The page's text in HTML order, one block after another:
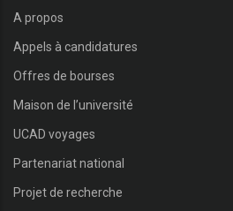
A propos
Appels à candidatures
Offres de bourses
Maison de l’université
UCAD voyages
Partenariat national
Projet de recherche